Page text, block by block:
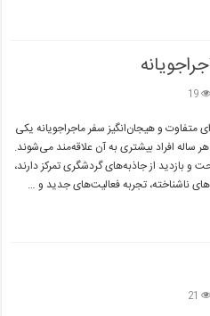
19
متفاوت و هیجان‌انگیز سفر ماجراجویانه یکی
افراد بیشتری به آن علاقه‌مند می‌شوند.
و بازدید از جاذبه‌های گردشگری تمرکز دارند،
ناشناخته، تجربه فعالیت‌های جدید و …
21